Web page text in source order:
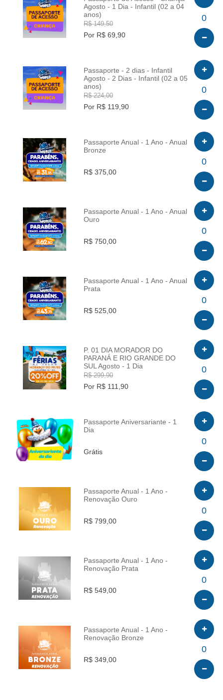
INFO
Agosto - 1 Dia - Infantil (02 a 04
anos)
R$ 149,50
Por R$ 69,90
0
INFO
Passaporte - 2 dias - Infantil
Agosto - 2 Dias - Infantil (02 a 05
anos)
R$ 224,00
Por R$ 119,90
0
INFO
Passaporte Anual - 1 Ano - Anual
Bronze
R$ 375,00
0
INFO
Passaporte Anual - 1 Ano - Anual
Ouro
R$ 750,00
0
INFO
Passaporte Anual - 1 Ano - Anual
Prata
R$ 525,00
0
INFO
P. 01 DIA MORADOR DO
PARANÁ E RIO GRANDE DO
SUL Agosto - 1 Dia
R$ 299,90
Por R$ 111,90
0
INFO
Passaporte Aniversariante - 1
Dia
Grátis
0
INFO
Passaporte Anual - 1 Ano -
Renovação Ouro
R$ 799,00
0
INFO
Passaporte Anual - 1 Ano -
Renovação Prata
R$ 549,00
0
INFO
Passaporte Anual - 1 Ano -
Renovação Bronze
R$ 349,00
0